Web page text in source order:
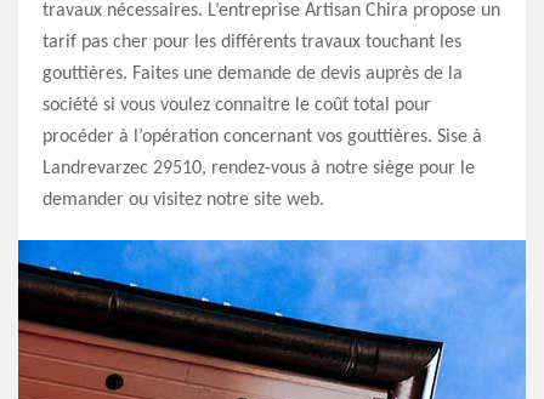
travaux nécessaires. L’entreprise Artisan Chira propose un
tarif pas cher pour les différents travaux touchant les
gouttières. Faites une demande de devis auprès de la
société si vous voulez connaitre le coût total pour
procéder à l’opération concernant vos gouttières. Sise à
Landrevarzec 29510, rendez-vous à notre siège pour le
demander ou visitez notre site web.